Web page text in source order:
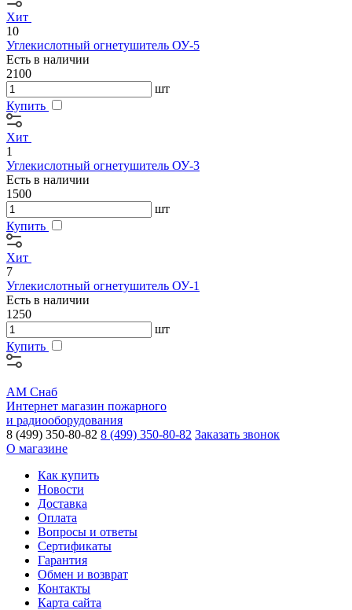
Хит
10
Углекислотный огнетушитель ОУ-5
Есть в наличии
2100
шт
Купить
Хит
1
Углекислотный огнетушитель ОУ-3
Есть в наличии
1500
шт
Купить
Хит
7
Углекислотный огнетушитель ОУ-1
Есть в наличии
1250
шт
Купить
АМ Снаб
Интернет магазин пожарного
и радиооборудования
8 (499) 350-80-82 8 (499) 350-80-82 Заказать звонок
О магазине
Как купить
Новости
Доставка
Оплата
Вопросы и ответы
Сертификаты
Гарантия
Обмен и возврат
Контакты
Карта сайта